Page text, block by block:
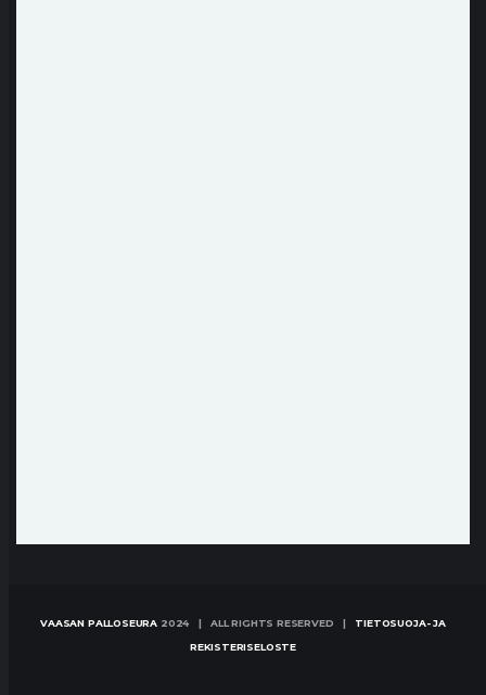
VAASAN PALLOSEURA 2024 | ALL RIGHTS RESERVED | TIETOSUOJA- JA
REKISTERISELOSTE